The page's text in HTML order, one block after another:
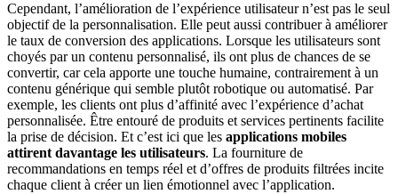
Cependant, l’amélioration de l’expérience utilisateur n’est pas le seul
objectif de la personnalisation. Elle peut aussi contribuer à améliorer
le taux de conversion des applications. Lorsque les utilisateurs sont
choyés par un contenu personnalisé, ils ont plus de chances de se
convertir, car cela apporte une touche humaine, contrairement à un
contenu générique qui semble plutôt robotique ou automatisé. Par
exemple, les clients ont plus d’affinité avec l’expérience d’achat
personnalisée. Être entouré de produits et services pertinents facilite
la prise de décision. Et c’est ici que les applications mobiles
attirent davantage les utilisateurs. La fourniture de
recommandations en temps réel et d’offres de produits filtrées incite
chaque client à créer un lien émotionnel avec l’application.